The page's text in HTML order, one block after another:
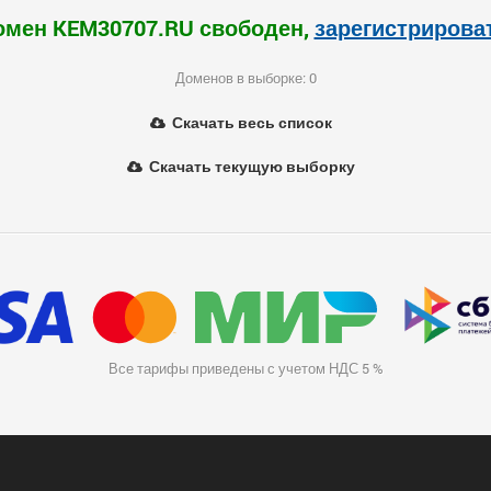
KEM30707.RU свободен,
Доменов в выборке: 0
Скачать весь список
Скачать текущую выборку
Все тарифы приведены с учетом НДС 5 %